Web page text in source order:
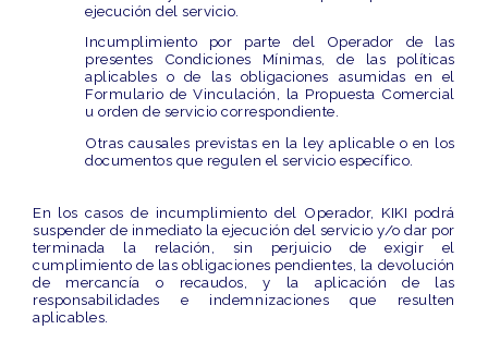
ejecución del servicio.
Incumplimiento por parte del Operador de las
presentes Condiciones Mínimas, de las políticas
aplicables o de las obligaciones asumidas en el
Formulario de Vinculación, la Propuesta Comercial
u orden de servicio correspondiente.
Otras causales previstas en la ley aplicable o en los
documentos que regulen el servicio específico.
En los casos de incumplimiento del Operador, KIKI podrá
suspender de inmediato la ejecución del servicio y/o dar por
terminada la relación, sin perjuicio de exigir el
cumplimiento de las obligaciones pendientes, la devolución
de mercancía o recaudos, y la aplicación de las
responsabilidades e indemnizaciones que resulten
aplicables.